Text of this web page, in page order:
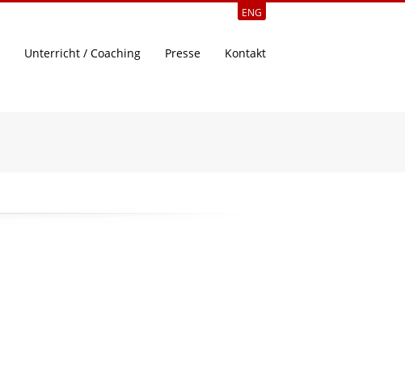
Unterricht / Coaching Presse Kontakt
ENG